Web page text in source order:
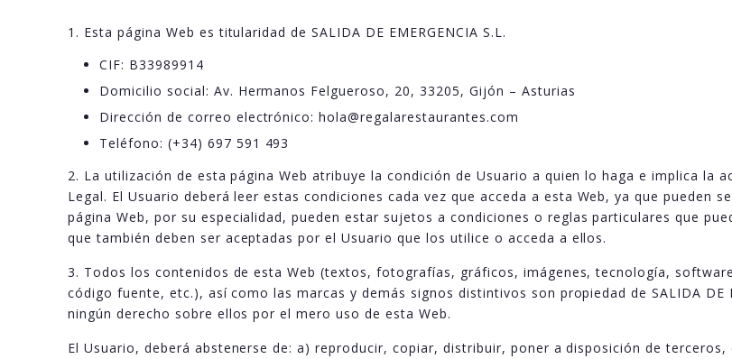
1. Esta página Web es titularidad de SALIDA DE EMERGENCIA S.L.
CIF: B33989914
Domicilio social: Av. Hermanos Felgueroso, 20, 33205, Gijón – Asturias
Dirección de correo electrónico: hola@regalarestaurantes.com
Teléfono: (+34) 697 591 493
2. La utilización de esta página Web atribuye la condición de Usuario a quien lo haga e implica la
Legal. El Usuario deberá leer estas condiciones cada vez que acceda a esta Web, ya que pueden
página Web, por su especialidad, pueden estar sujetos a condiciones o reglas particulares que
que también deben ser aceptadas por el Usuario que los utilice o acceda a ellos.
3. Todos los contenidos de esta Web (textos, fotografías, gráficos, imágenes, tecnología,
código fuente, etc.), así como las marcas y demás signos distintivos son propiedad de SALIDA DE
ningún derecho sobre ellos por el mero uso de esta Web.
El Usuario, deberá abstenerse de: a) reproducir, copiar, distribuir, poner a disposición de